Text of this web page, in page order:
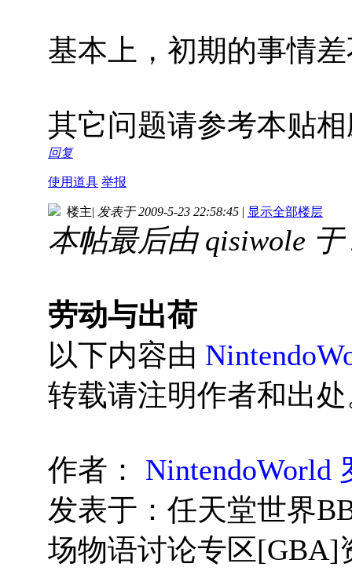
基本上，初期的事情
其它问题请参考本贴
回复
使用道具 举报
楼主| 发表于 2009-5-23 22:58:45 | 显示全部楼层
本帖最后由 qisiwole 于
劳动与出荷
以下内容由
转载请注明作者和出
作者： NintendoWorld
发表于：任天堂世界
场物语讨论专区[GBA]